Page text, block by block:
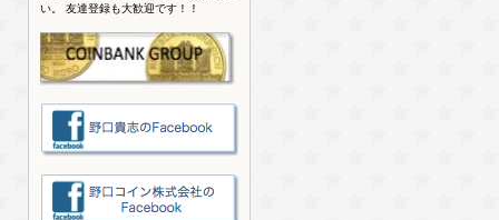
い。 友達登録も大歓迎です！！